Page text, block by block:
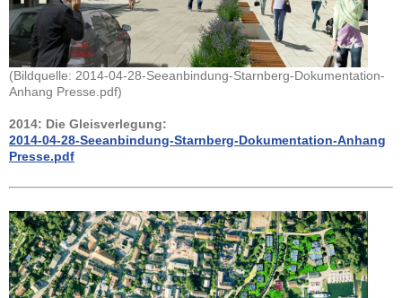
(Bildquelle: 2014-04-28-Seeanbindung-Starnberg-Dokumentation-
Anhang Presse.pdf)
2014: Die Gleisverlegung:
2014-04-28-Seeanbindung-Starnberg-Dokumentation-Anhang
Presse.pdf